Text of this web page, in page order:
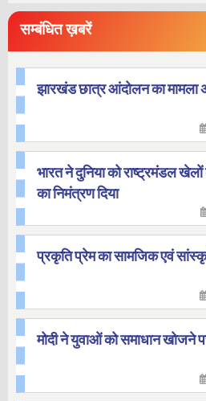
सम्बंधित ख़बरें
झारखंड छात्र आंदोलन का मामला
भारत ने दुनिया को राष्ट्रमंडल
का निमंत्रण दिया
प्रकृति प्रेम का सामजिक एवं
मोदी ने युवाओं को समाधान खोजने